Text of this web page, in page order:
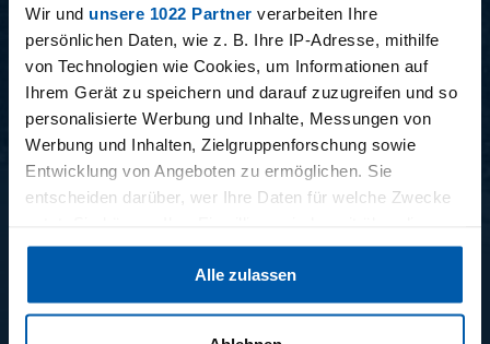
Wir und unsere 1022 Partner verarbeiten Ihre
persönlichen Daten, wie z. B. Ihre IP-Adresse, mithilfe
von Technologien wie Cookies, um Informationen auf
Ihrem Gerät zu speichern und darauf zuzugreifen und so
personalisierte Werbung und Inhalte, Messungen von
Werbung und Inhalten, Zielgruppenforschung sowie
Entwicklung von Angeboten zu ermöglichen. Sie
entscheiden darüber, wer Ihre Daten für welche Zwecke
Cookie-Erklärung oder durch Klicken auf das Privacy
Trigger Symbol ändern oder widerrufen
Alle zulassen
15.12.2025
15 - STAFF-TALK
11.12.2025
14 - STÜBI
BUNDESLIGA SAISON 2025/2026